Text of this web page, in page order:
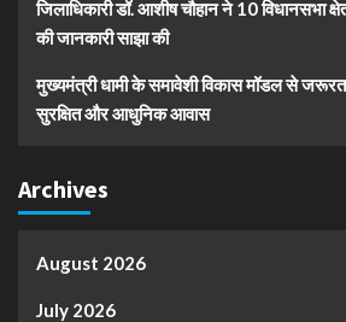
जिलाधिकारी डॉ. आशीष चौहान ने 10 विधानसभा
की जानकारी साझा की
मुख्यमंत्री धामी के समावेशी विकास मॉडल से
सुरक्षित और आधुनिक आवास
Archives
August 2026
July 2026